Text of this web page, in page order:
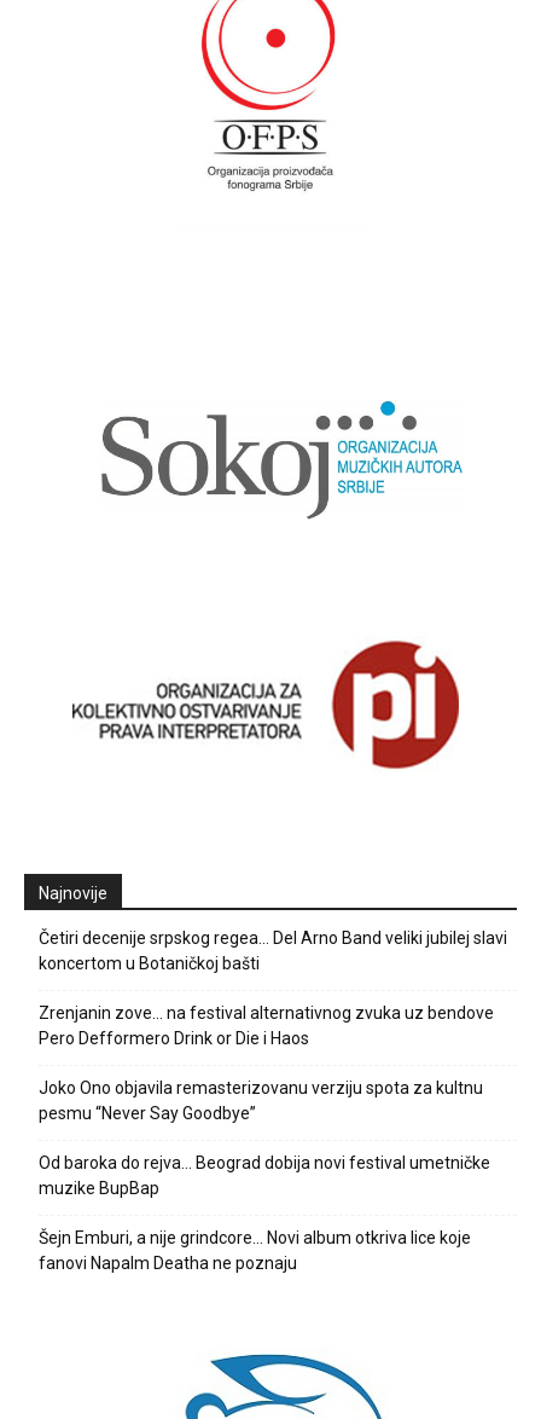
Najnovije
Četiri decenije srpskog regea… Del Arno Band veliki jubilej slavi
koncertom u Botaničkoj bašti
Zrenjanin zove… na festival alternativnog zvuka uz bendove
Pero Defformero Drink or Die i Haos
Joko Ono objavila remasterizovanu verziju spota za kultnu
pesmu “Never Say Goodbye”
Od baroka do rejva… Beograd dobija novi festival umetničke
muzike BupBap
Šejn Emburi, a nije grindcore… Novi album otkriva lice koje
fanovi Napalm Deatha ne poznaju